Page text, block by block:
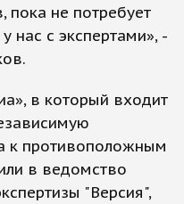
пока не потребует
нас с экспертами», -
в который входит
к противоположным
в ведомство
"Версия",